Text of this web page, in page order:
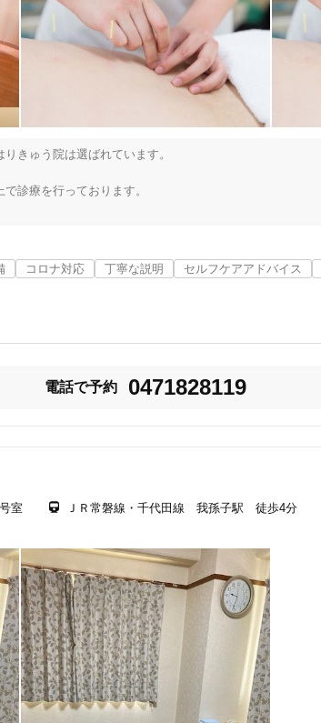
20時以降OK
駅近
り
女性限定
保険適用の相談可
きゅう院は選ばれています。
診療を行っております。
コロナ対応 丁寧な説明 セルフケアアドバイス
電話で予約 0471828119
室
ＪＲ常磐線・千代田線 我孫子駅 徒歩4分